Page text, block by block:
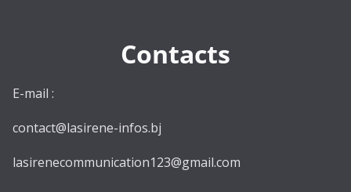
Contacts
E-mail :
contact@lasirene-infos.bj
lasirenecommunication123@gmail.com